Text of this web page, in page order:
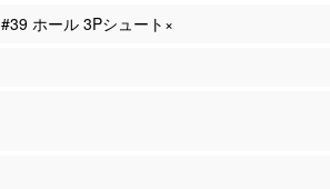
#39 ホール 3Pシュート×